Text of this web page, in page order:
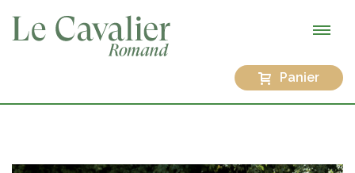
Panier